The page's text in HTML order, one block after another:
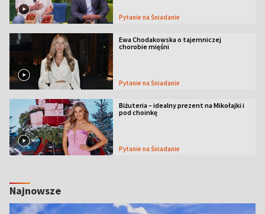
Pytanie na Śniadanie
Ewa Chodakowska o tajemniczej
chorobie mięśni
Pytanie na Śniadanie
Biżuteria – idealny prezent na Mikołajki i
pod choinkę
Pytanie na Śniadanie
Najnowsze